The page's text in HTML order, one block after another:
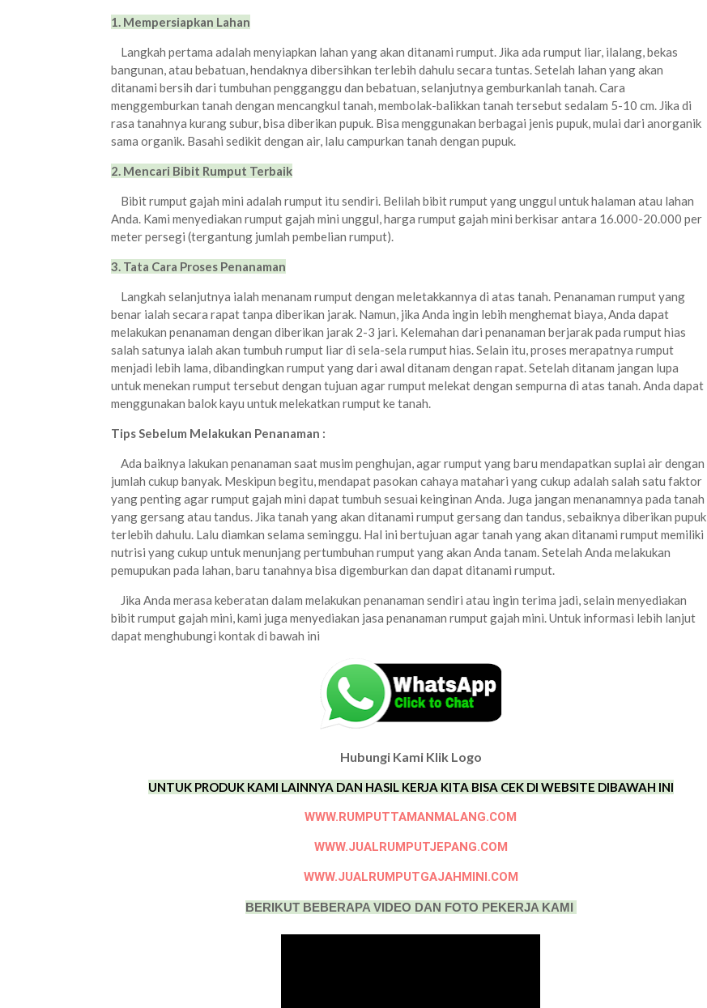
1. Mempersiapkan Lahan
Langkah pertama adalah menyiapkan lahan yang akan ditanami rumput. Jika ada rumput liar, ilalang, bekas
bangunan, atau bebatuan, hendaknya dibersihkan terlebih dahulu secara tuntas. Setelah lahan yang akan
ditanami bersih dari tumbuhan pengganggu dan bebatuan, selanjutnya gemburkanlah tanah. Cara
menggemburkan tanah dengan mencangkul tanah, membolak-balikkan tanah tersebut sedalam 5-10 cm. Jika di
rasa tanahnya kurang subur, bisa diberikan pupuk. Bisa menggunakan berbagai jenis pupuk, mulai dari anorganik
sama organik. Basahi sedikit dengan air, lalu campurkan tanah dengan pupuk.
2. Mencari Bibit Rumput Terbaik
Bibit rumput gajah mini adalah rumput itu sendiri. Belilah bibit rumput yang unggul untuk halaman atau lahan
Anda. Kami menyediakan rumput gajah mini unggul, harga rumput gajah mini berkisar antara 16.000-20.000 per
meter persegi (tergantung jumlah pembelian rumput).
3. Tata Cara Proses Penanaman
Langkah selanjutnya ialah menanam rumput dengan meletakkannya di atas tanah. Penanaman rumput yang
benar ialah secara rapat tanpa diberikan jarak. Namun, jika Anda ingin lebih menghemat biaya, Anda dapat
melakukan penanaman dengan diberikan jarak 2-3 jari. Kelemahan dari penanaman berjarak pada rumput hias
salah satunya ialah akan tumbuh rumput liar di sela-sela rumput hias. Selain itu, proses merapatnya rumput
menjadi lebih lama, dibandingkan rumput yang dari awal ditanam dengan rapat.Setelah ditanam jangan lupa
untuk menekan rumput tersebut dengan tujuan agar rumput melekat dengan sempurna di atas tanah. Anda dapat
menggunakan balok kayu untuk melekatkan rumput ke tanah.
Tips Sebelum Melakukan Penanaman :
Ada baiknya lakukan penanaman saat musim penghujan, agar rumput yang baru mendapatkan suplai air dengan
jumlah cukup banyak. Meskipun begitu, mendapat pasokan cahaya matahari yang cukup adalah salah satu faktor
yang penting agar rumput gajah mini dapat tumbuh sesuai keinginan Anda. Juga jangan menanamnya pada tanah
yang gersang atau tandus. Jika tanah yang akan ditanami rumput gersang dan tandus, sebaiknya diberikan pupuk
terlebih dahulu. Lalu diamkan selama seminggu. Hal ini bertujuan agar tanah yang akan ditanami rumput memiliki
nutrisi yang cukup untuk menunjang pertumbuhan rumput yang akan Anda tanam. Setelah Anda melakukan
pemupukan pada lahan, baru tanahnya bisa digemburkan dan dapat ditanami rumput.
Jika Anda merasa keberatan dalam melakukan penanaman sendiri atau ingin terima jadi, selain menyediakan
bibit rumput gajah mini, kami juga menyediakan jasa penanaman rumput gajah mini. Untuk informasi lebih lanjut
dapat menghubungi kontak di bawah ini
Hubungi Kami Klik Logo
UNTUK PRODUK KAMI LAINNYA DAN HASIL KERJA KITA BISA CEK DI WEBSITE DIBAWAH INI
WWW.RUMPUTTAMANMALANG.COM
WWW.JUALRUMPUTJEPANG.COM
WWW.JUALRUMPUTGAJAHMINI.COM
BERIKUT BEBERAPA VIDEO DAN FOTO PEKERJA KAMI